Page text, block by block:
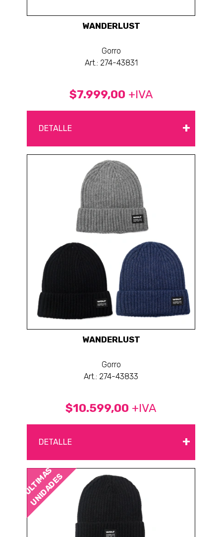
WANDERLUST
Gorro
Art.: 274-43831
$7.999,00 +IVA
DETALLE +
WANDERLUST
Gorro
Art.: 274-43833
$10.599,00 +IVA
DETALLE +
ÚLTIMAS
UNIDADES